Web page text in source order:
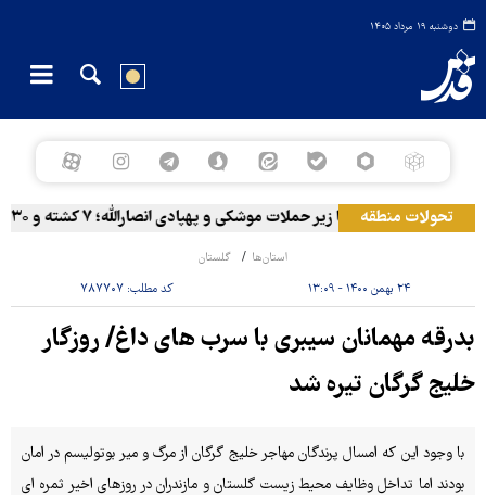
دوشنبه ۱۹ مرداد ۱۴۰۵
تحولات منطقهالمخا زیر حملات موشکی و پهپادی انصارالله؛ ۷ کشته و ۳۰ زخمی
استان‌ها گلستان
۲۴ بهمن ۱۴۰۰ - ۱۳:۰۹ کد مطلب: ۷۸۷۷۰۷
بدرقه مهمانان سیبری با سرب های داغ/ روزگار
خلیج گرگان تیره شد
با وجود این که امسال پرندگان مهاجر خلیج گرگان از مرگ و میر بوتولیسم در امان
بودند اما تداخل وظایف محیط زیست گلستان و مازندران در روزهای اخیر ثمره ای